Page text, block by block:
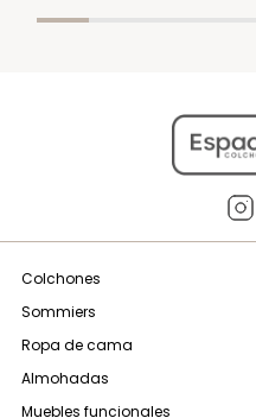
Colchones
Sommiers
Ropa de cama
Almohadas
Muebles funcionales